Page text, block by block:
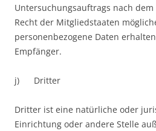
Untersuchungsauftrags nach
Recht der Mitgliedstaaten
personenbezogene Daten
Empfänger.
j) Dritter
Dritter ist eine natürliche oder
Einrichtung oder andere Stelle